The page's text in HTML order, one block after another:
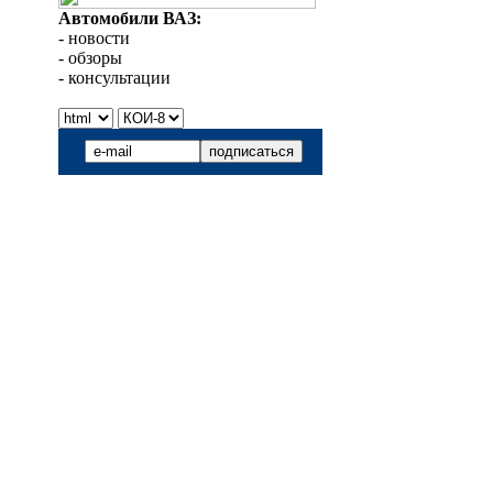
Автомобили ВАЗ:
- новости
- обзоры
- консультации